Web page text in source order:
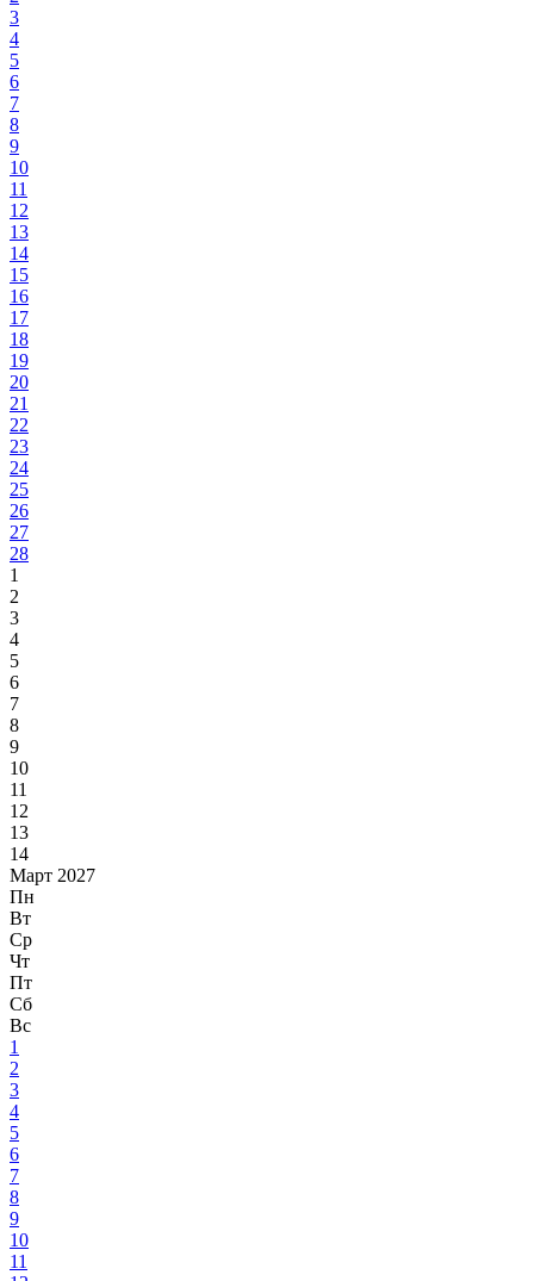
3
4
5
6
7
8
9
10
11
12
13
14
15
16
17
18
19
20
21
22
23
24
25
26
27
28
1
2
3
4
5
6
7
8
9
10
11
12
13
14
Март 2027
Пн
Вт
Ср
Чт
Пт
Сб
Вс
1
2
3
4
5
6
7
8
9
10
11